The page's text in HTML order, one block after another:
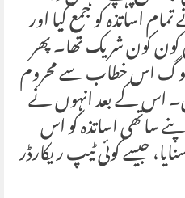
اساتذہ کو جمع کیا اور
کون شریک تھا۔ پھر
لوگ اس خطاب سے محروم
اس کے بعد انہوں نے
ساتھی اساتذہ کو اس
جیسے کوئی ٹیپ ریکارڈر